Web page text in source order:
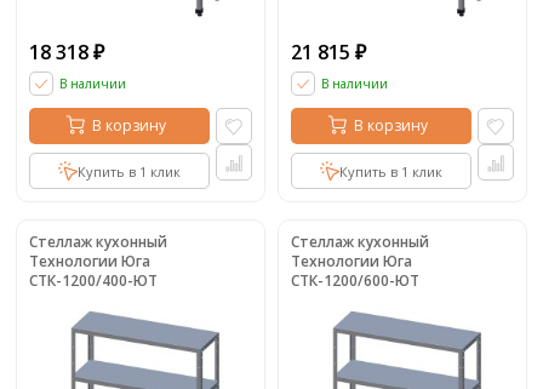
18 318 ₽
В наличии
В корзину
Купить в 1 клик
21 815 ₽
В наличии
В корзину
Купить в 1 клик
Стеллаж кухонный
Технологии Юга
СТК-1200/400-ЮТ
Стеллаж кухонный
Технологии Юга
СТК-1200/600-ЮТ